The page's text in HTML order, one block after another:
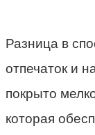
Разница в
отпечаток и
покрыто
которая